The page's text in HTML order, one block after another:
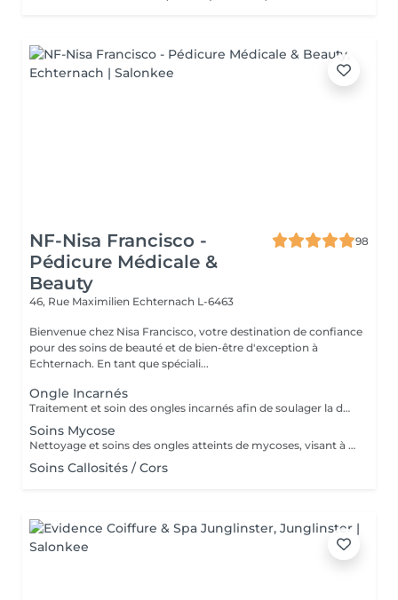
NF-Nisa Francisco -
Pédicure Médicale &
Beauty
98
46, Rue Maximilien Echternach L-6463
Bienvenue chez Nisa Francisco, votre destination de confiance
pour des soins de beauté et de bien-être d'exception à
Echternach. En tant que spéciali...
Ongle Incarnés
Traitement et soin des ongles incarnés afin de soulager la douleur et améliorer l'hygiène de l'ongle. Nettoyage et prise en charge des ongles incarnés pour réduire l'inconfort et prévenir les infections.
Soins Mycose
Nettoyage et soins des ongles atteints de mycoses, visant à assainir et améliorer l'aspect des ongles.
Soins Callosités / Cors